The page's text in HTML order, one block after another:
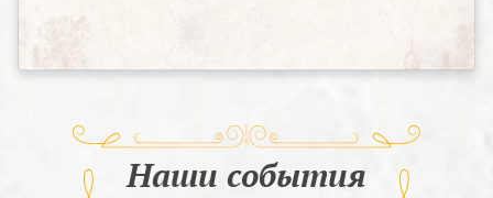
Наши события